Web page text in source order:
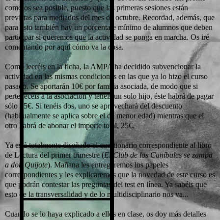
como os sea posible, puesto que las primeras sesiones están
previstas para mediados del mes de octubre. Recordad, además, que
para esto también hay un porcentaje mínimo de alumnos que deben
participar si queremos que la actividad se ponga en marcha. Os iré
comentando por aquí cómo va la cosa.
Como leeréis en la ficha, la AMPA ha decidido subvencionar la
actividad en las mismas condiciones en las que ya lo hizo el curso
pasado. Se aportarán 10€ por familia asociada, de modo que si
pertenecéis a la asociación y tenéis un solo hijo, éste habrá de pagar
sólo 15€. Si tenéis dos, uno se aprovechará del descuento
(habitualmente se aplica sobre el de menor edad) mientras que el
otro habrá de abonar el importe total, 25€.
Ya está totalmente diseñado el cuestionario correspondiente al libro
de Lectura del primer trimestre (El Club de los Caníbales se zampa
a don Quijote). Mañana les entregaremos los papeles
correspondientes y les explicaremos que la novedad de este curso es
que podrán contestar las preguntas del test en línea. Ya sabéis que
esto de la transversalidad y de lo multidisciplinario nos va...
Cuando se lo haya explicado a ellos en clase, os doy más detalles